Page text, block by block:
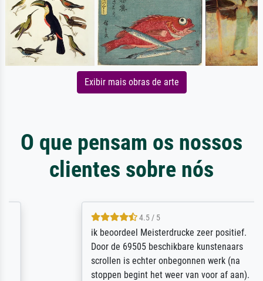
Exibir mais obras de arte
O que pensam os nossos
clientes sobre nós
4.5 / 5
ik beoordeel Meisterdrucke zeer positief.
Door de 69505 beschikbare kunstenaars
scrollen is echter onbegonnen werk (na
stoppen begint het weer van voor af aan).